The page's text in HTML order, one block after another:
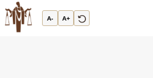
Արդարադատության
Ակադեմիա
A- A+